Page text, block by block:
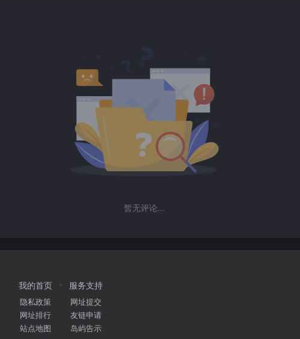
暂无评论...
我的首页
隐私政策
网址排行
站点地图
服务支持
网址提交
友链申请
岛屿告示